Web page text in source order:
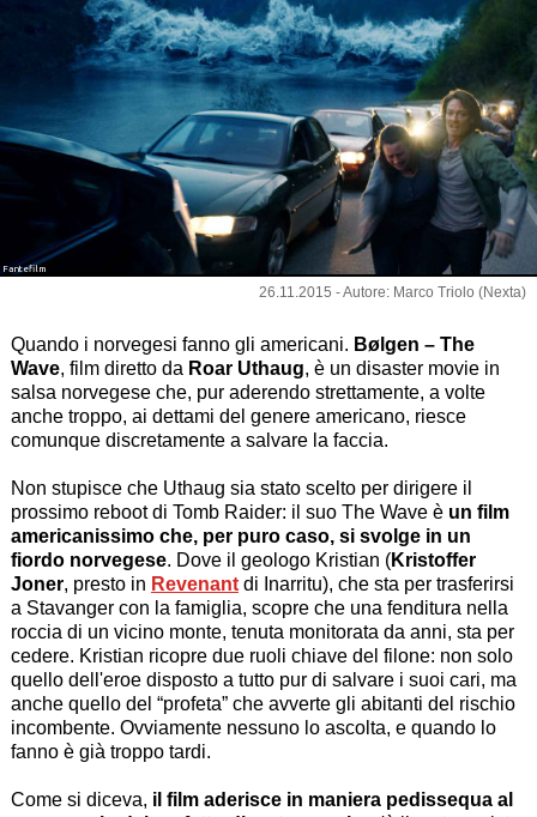
Fantefilm
26.11.2015 - Autore: Marco Triolo (Nexta)
Quando i norvegesi fanno gli americani. Bølgen – The
Wave, film diretto da Roar Uthaug, è un disaster movie in
salsa norvegese che, pur aderendo strettamente, a volte
anche troppo, ai dettami del genere americano, riesce
comunque discretamente a salvare la faccia.
Non stupisce che Uthaug sia stato scelto per dirigere il
prossimo reboot di Tomb Raider: il suo The Wave è un film
americanissimo che, per puro caso, si svolge in un
fiordo norvegese. Dove il geologo Kristian (Kristoffer
Joner, presto in Revenantdi Inarritu), che sta per trasferirsi
a Stavanger con la famiglia, scopre che una fenditura nella
roccia di un vicino monte, tenuta monitorata da anni, sta per
cedere. Kristian ricopre due ruoli chiave del filone: non solo
quello dell'eroe disposto a tutto pur di salvare i suoi cari, ma
anche quello del “profeta” che avverte gli abitanti del rischio
incombente. Ovviamente nessuno lo ascolta, e quando lo
fanno è già troppo tardi.
Come si diceva, il film aderisce in maniera pedissequa al